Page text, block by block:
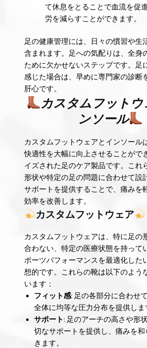
て休息をとることで血流を促
労を減らすことができます。
足の健康管理には、日々の慣習や生
含まれます。足への気配りは、全身
ために欠かせないステップです。足
感じた場合は、早めに専門家の診断
肝心です。
カスタムフット
ンソール
カスタムフットウェアとインソール
快適性を大幅に向上させることがで
イズされた足のケア製品です。これ
形状や特定の足の問題に合わせて設
サポートを提供することで、痛みを
効率を改善します。
カスタムフットウェア
カスタムフットウェアは、特に足の
合わない、特定の医療状態を持って
ポーツパフォーマンスを最適化した
想的です。これらの靴は以下のよう
います：
フィット感: 足の各部分に合わせ
全体に均等な圧力分布を提供しま
サポート : 足のアーチの高さや形
切なサポートを提供し、痛みを
きます。